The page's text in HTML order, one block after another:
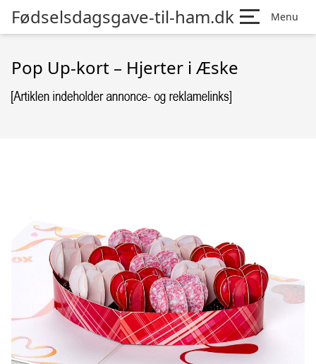
Fødselsdagsgave-til-ham.dk Menu
Pop Up-kort – Hjerter i Æske